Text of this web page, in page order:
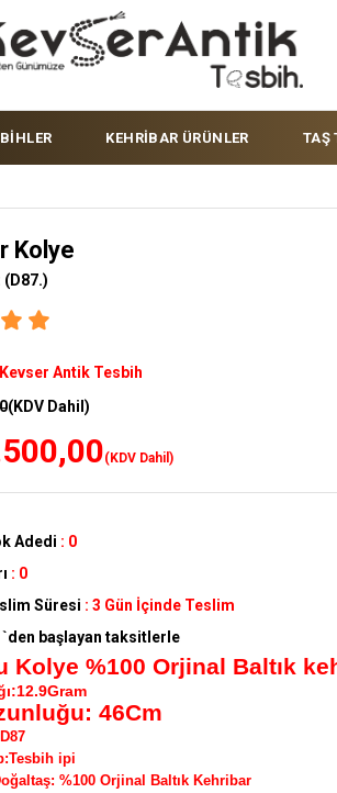
KEHRİBAR ÜRÜNLER TAŞ
Kolye
(D87.)
Kevser Antik Tesbih
(KDV Dahil)
(KDV Dahil)
Adedi : 0
: 0
Süresi : 3 Gün İçinde Teslim
`den başlayan taksitlerle
Kolye %100 Orjinal Baltık
46Cm
D87
:Tesbih ipi
: %100 Orjinal Baltık Kehribar